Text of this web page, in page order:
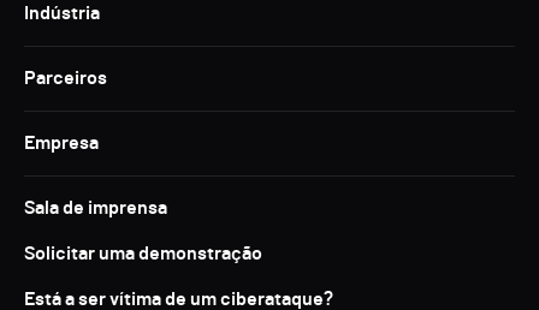
Indústria
Parceiros
Empresa
Sala de imprensa
Solicitar uma demonstração
Está a ser vítima de um ciberataque?